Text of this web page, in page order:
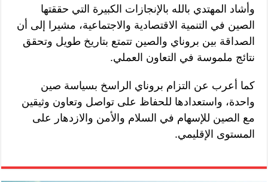
وأشاد المهتدي بالله بالإنجازات الكبيرة التي حققتها
الصين في التنمية الاقتصادية والاجتماعية، مشيرا إلى أن
الصداقة بين بروناي والصين تتمتع بتاريخ طويل وتحقق
نتائج ملموسة في التعاون العملي.
كما أعرب عن التزام بروناي الراسخ بسياسة صين
واحدة، واستعدادها للحفاظ على تواصل وتعاون وثيقين
مع الصين للإسهام في السلام والأمن والازدهار على
المستوى الإقليمي.